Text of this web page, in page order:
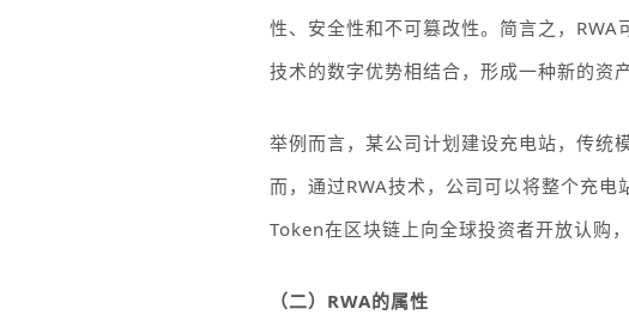
性、安全性和不可篡改性。简言之， RWA
技术的数字优势相结合，形成一种新的资产
举例而言，某公司计划建设充电站，传统
而，通过RWA技术，公司可以将整个充电
Token在区块链上向全球投资者开放认购
（二） RWA的属性